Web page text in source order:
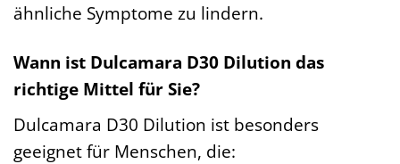
ähnliche Symptome zu lindern.
Wann ist Dulcamara D30 Dilution das
richtige Mittel für Sie?
Dulcamara D30 Dilution ist besonders
geeignet für Menschen, die: